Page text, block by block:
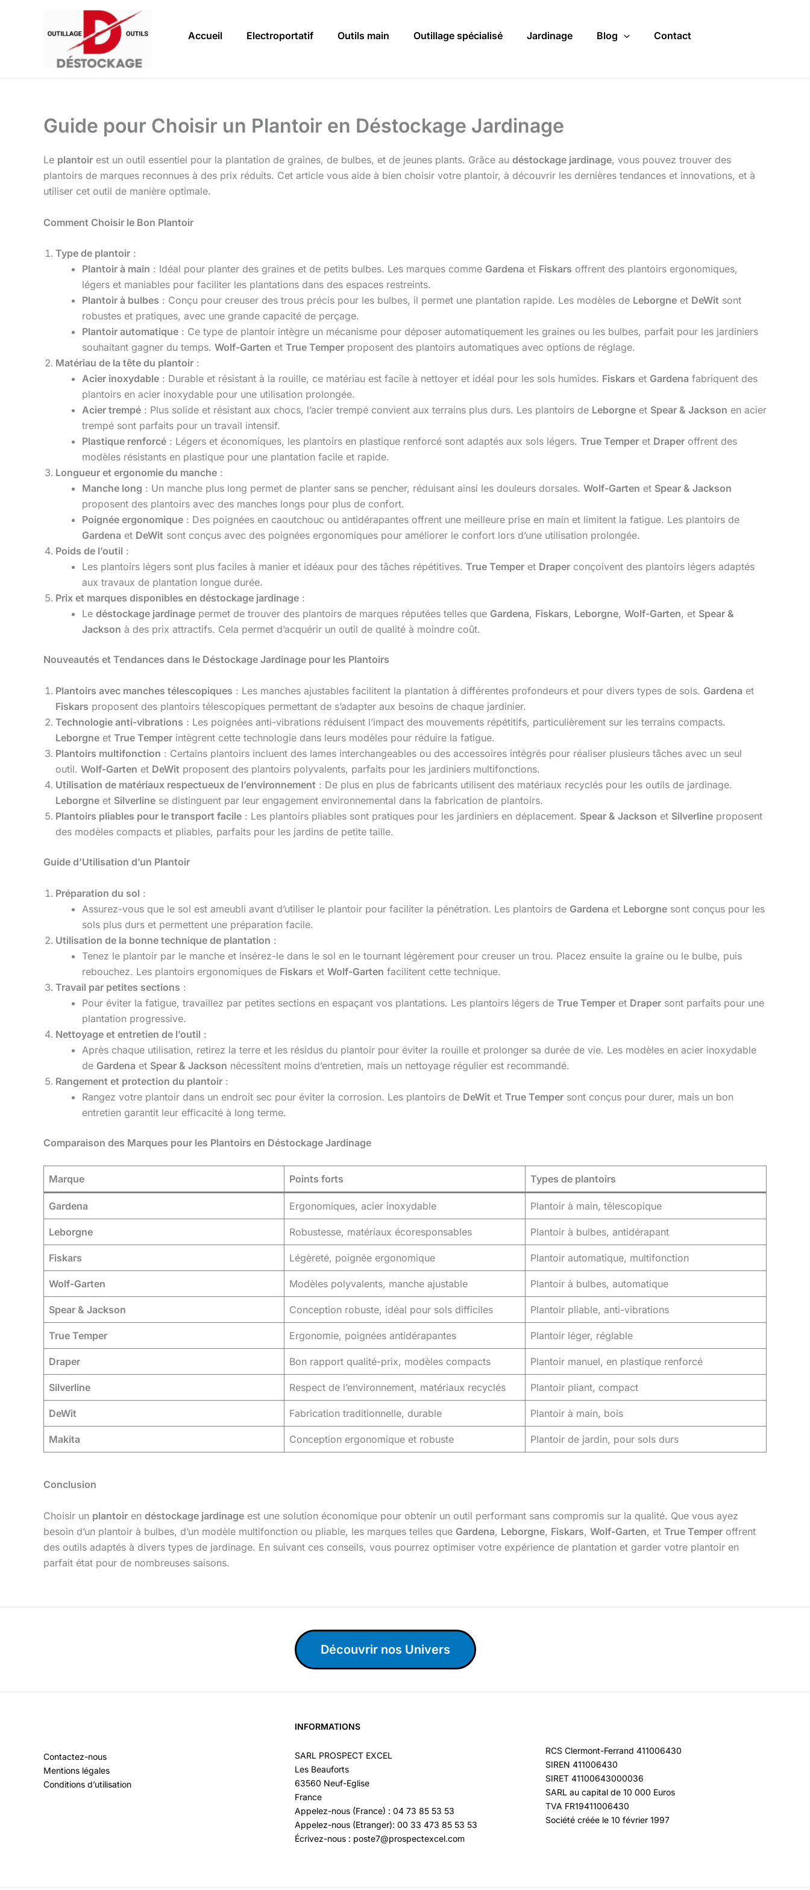
Accueil Electroportatif Outils main Outillage spécialisé Jardinage Blog Contact
Guide pour Choisir un Plantoir en Déstockage Jardinage
Le plantoir est un outil essentiel pour la plantation de graines, de bulbes, et de jeunes plants. Grâce au déstockage jardinage, vous pouvez trouver des
plantoirs de marques reconnues à des prix réduits. Cet article vous aide à bien choisir votre plantoir, à découvrir les dernières tendances et innovations, et à
utiliser cet outil de manière optimale.
Comment Choisir le Bon Plantoir
Type de plantoir :
Plantoir à main : Idéal pour planter des graines et de petits bulbes. Les marques comme Gardena et Fiskars offrent des plantoirs ergonomiques,
légers et maniables pour faciliter les plantations dans des espaces restreints.
Plantoir à bulbes : Conçu pour creuser des trous précis pour les bulbes, il permet une plantation rapide. Les modèles de Leborgne et DeWit sont
robustes et pratiques, avec une grande capacité de perçage.
Plantoir automatique : Ce type de plantoir intègre un mécanisme pour déposer automatiquement les graines ou les bulbes, parfait pour les jardiniers
souhaitant gagner du temps. Wolf-Garten et True Temper proposent des plantoirs automatiques avec options de réglage.
Matériau de la tête du plantoir :
Acier inoxydable : Durable et résistant à la rouille, ce matériau est facile à nettoyer et idéal pour les sols humides. Fiskars et Gardena fabriquent des
plantoirs en acier inoxydable pour une utilisation prolongée.
Acier trempé : Plus solide et résistant aux chocs, l’acier trempé convient aux terrains plus durs. Les plantoirs de Leborgne et Spear & Jackson en acier
trempé sont parfaits pour un travail intensif.
Plastique renforcé : Légers et économiques, les plantoirs en plastique renforcé sont adaptés aux sols légers. True Temper et Draper offrent des
modèles résistants en plastique pour une plantation facile et rapide.
Longueur et ergonomie du manche :
Manche long : Un manche plus long permet de planter sans se pencher, réduisant ainsi les douleurs dorsales. Wolf-Garten et Spear & Jackson
proposent des plantoirs avec des manches longs pour plus de confort.
Poignée ergonomique : Des poignées en caoutchouc ou antidérapantes offrent une meilleure prise en main et limitent la fatigue. Les plantoirs de
Gardena et DeWit sont conçus avec des poignées ergonomiques pour améliorer le confort lors d’une utilisation prolongée.
Poids de l’outil :
Les plantoirs légers sont plus faciles à manier et idéaux pour des tâches répétitives. True Temper et Draper conçoivent des plantoirs légers adaptés
aux travaux de plantation longue durée.
Prix et marques disponibles en déstockage jardinage :
Le déstockage jardinage permet de trouver des plantoirs de marques réputées telles que Gardena, Fiskars, Leborgne, Wolf-Garten, et Spear &
Jackson à des prix attractifs. Cela permet d’acquérir un outil de qualité à moindre coût.
Nouveautés et Tendances dans le Déstockage Jardinage pour les Plantoirs
Plantoirs avec manches télescopiques : Les manches ajustables facilitent la plantation à différentes profondeurs et pour divers types de sols. Gardena et
Fiskars proposent des plantoirs télescopiques permettant de s’adapter aux besoins de chaque jardinier.
Technologie anti-vibrations : Les poignées anti-vibrations réduisent l’impact des mouvements répétitifs, particulièrement sur les terrains compacts.
Leborgne et True Temper intègrent cette technologie dans leurs modèles pour réduire la fatigue.
Plantoirs multifonction : Certains plantoirs incluent des lames interchangeables ou des accessoires intégrés pour réaliser plusieurs tâches avec un seul
outil. Wolf-Garten et DeWit proposent des plantoirs polyvalents, parfaits pour les jardiniers multifonctions.
Utilisation de matériaux respectueux de l’environnement : De plus en plus de fabricants utilisent des matériaux recyclés pour les outils de jardinage.
Leborgne et Silverline se distinguent par leur engagement environnemental dans la fabrication de plantoirs.
Plantoirs pliables pour le transport facile : Les plantoirs pliables sont pratiques pour les jardiniers en déplacement. Spear & Jackson et Silverline proposent
des modèles compacts et pliables, parfaits pour les jardins de petite taille.
Guide d’Utilisation d’un Plantoir
Préparation du sol :
Assurez-vous que le sol est ameubli avant d’utiliser le plantoir pour faciliter la pénétration. Les plantoirs de Gardena et Leborgne sont conçus pour les
sols plus durs et permettent une préparation facile.
Utilisation de la bonne technique de plantation :
Tenez le plantoir par le manche et insérez-le dans le sol en le tournant légèrement pour creuser un trou. Placez ensuite la graine ou le bulbe, puis
rebouchez. Les plantoirs ergonomiques de Fiskars et Wolf-Garten facilitent cette technique.
Travail par petites sections :
Pour éviter la fatigue, travaillez par petites sections en espaçant vos plantations. Les plantoirs légers de True Temper et Draper sont parfaits pour une
plantation progressive.
Nettoyage et entretien de l’outil :
Après chaque utilisation, retirez la terre et les résidus du plantoir pour éviter la rouille et prolonger sa durée de vie. Les modèles en acier inoxydable
de Gardena et Spear & Jackson nécessitent moins d’entretien, mais un nettoyage régulier est recommandé.
Rangement et protection du plantoir :
Rangez votre plantoir dans un endroit sec pour éviter la corrosion. Les plantoirs de DeWit et True Temper sont conçus pour durer, mais un bon
entretien garantit leur efficacité à long terme.
Comparaison des Marques pour les Plantoirs en Déstockage Jardinage
Marque Points forts Types de plantoirs
Gardena Ergonomiques, acier inoxydable Plantoir à main, télescopique
Leborgne Robustesse, matériaux écoresponsables Plantoir à bulbes, antidérapant
Fiskars Légèreté, poignée ergonomique Plantoir automatique, multifonction
Wolf-Garten Modèles polyvalents, manche ajustable Plantoir à bulbes, automatique
Spear & Jackson Conception robuste, idéal pour sols difficiles Plantoir pliable, anti-vibrations
True Temper Ergonomie, poignées antidérapantes Plantoir léger, réglable
Draper Bon rapport qualité-prix, modèles compacts Plantoir manuel, en plastique renforcé
Silverline Respect de l’environnement, matériaux recyclés Plantoir pliant, compact
DeWit Fabrication traditionnelle, durable Plantoir à main, bois
Makita Conception ergonomique et robuste Plantoir de jardin, pour sols durs
Conclusion
Choisir un plantoir en déstockage jardinage est une solution économique pour obtenir un outil performant sans compromis sur la qualité. Que vous ayez
besoin d’un plantoir à bulbes, d’un modèle multifonction ou pliable, les marques telles que Gardena, Leborgne, Fiskars, Wolf-Garten, et True Temper offrent
des outils adaptés à divers types de jardinage. En suivant ces conseils, vous pourrez optimiser votre expérience de plantation et garder votre plantoir en
parfait état pour de nombreuses saisons.
Découvrir nos Univers
Contactez-nous
Mentions légales
Conditions d’utilisation
INFORMATIONS
SARL PROSPECT EXCEL
Les Beauforts
63560 Neuf-Eglise
France
Appelez-nous (France) : 04 73 85 53 53
Appelez-nous (Etranger): 00 33 473 85 53 53
Écrivez-nous : poste7@prospectexcel.com
RCS Clermont-Ferrand 411006430
SIREN 411006430
SIRET 41100643000036
SARL au capital de 10 000 Euros
TVA FR19411006430
Société créée le 10 février 1997